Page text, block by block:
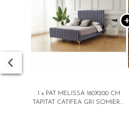
1 x PAT MELISSA 180X200 CM
TAPITAT CATIFEA GRI SOMIERA